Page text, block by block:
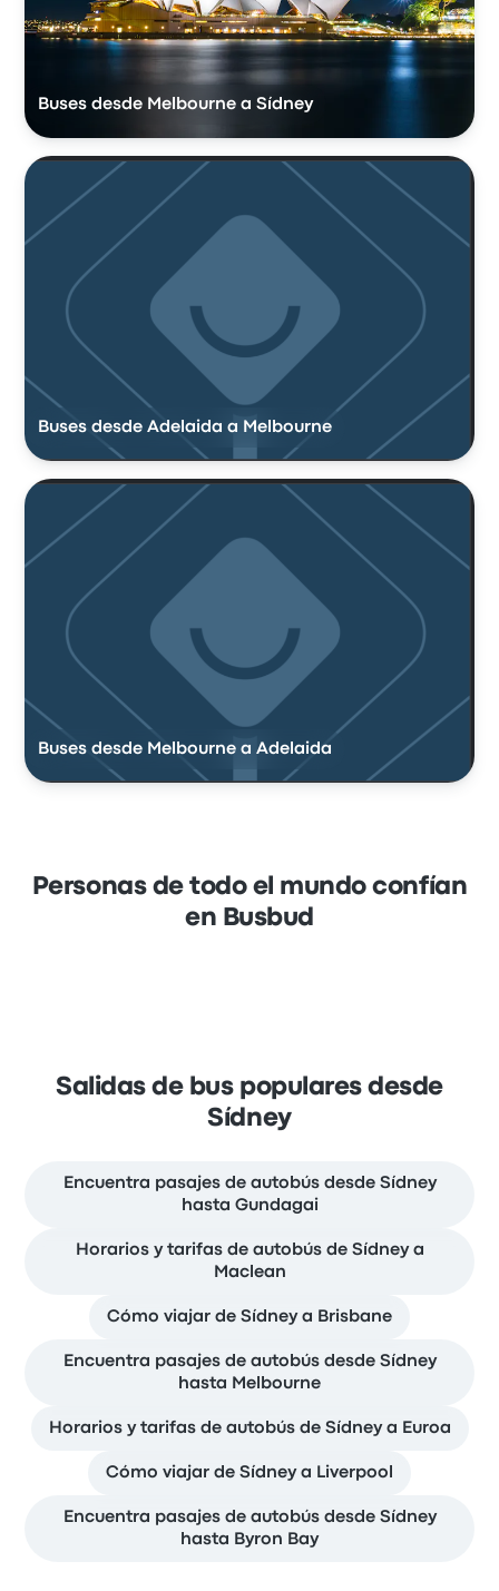
Buses desde Melbourne a Sídney
Buses desde Adelaida a Melbourne
Buses desde Melbourne a Adelaida
Personas de todo el mundo confían
en Busbud
Salidas de bus populares desde
Sídney
Encuentra pasajes de autobús desde Sídney
hasta Gundagai
Horarios y tarifas de autobús de Sídney a
Maclean
Cómo viajar de Sídney a Brisbane
Encuentra pasajes de autobús desde Sídney
hasta Melbourne
Horarios y tarifas de autobús de Sídney a Euroa
Cómo viajar de Sídney a Liverpool
Encuentra pasajes de autobús desde Sídney
hasta Byron Bay